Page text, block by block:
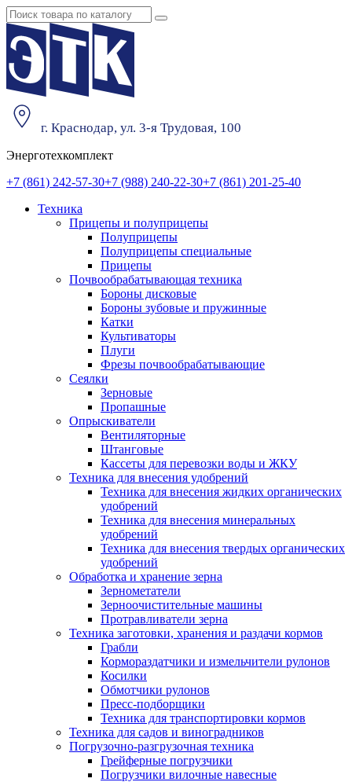
г. Краснодар, ул. 3-я Трудовая, 100
Энерготехкомплект
+7 (861) 242-57-30+7 (988) 240-22-30+7 (861) 201-25-40
Техника
Прицепы и полуприцепы
Полуприцепы
Полуприцепы специальные
Прицепы
Почвообрабатывающая техника
Бороны дисковые
Бороны зубовые и пружинные
Катки
Культиваторы
Плуги
Фрезы почвообрабатывающие
Сеялки
Зерновые
Пропашные
Опрыскиватели
Вентиляторные
Штанговые
Кассеты для перевозки воды и ЖКУ
Техника для внесения удобрений
Техника для внесения жидких органических
удобрений
Техника для внесения минеральных
удобрений
Техника для внесения твердых органических
удобрений
Обработка и хранение зерна
Зернометатели
Зерноочистительные машины
Протравливатели зерна
Техника заготовки, хранения и раздачи кормов
Грабли
Кормораздатчики и измельчители рулонов
Косилки
Обмотчики рулонов
Пресс-подборщики
Техника для транспортировки кормов
Техника для садов и виноградников
Погрузочно-разгрузочная техника
Грейферные погрузчики
Погрузчики вилочные навесные